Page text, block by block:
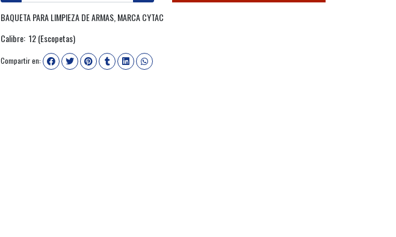
BAQUETA PARA LIMPIEZA DE ARMAS, MARCA CYTAC
Calibre: 12 (Escopetas)
Compartir en: